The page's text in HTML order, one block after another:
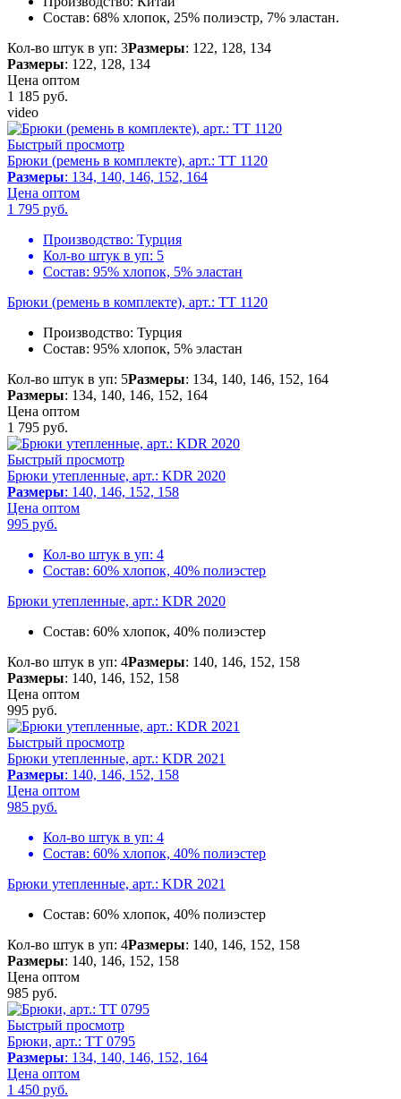
Состав: 68% хлопок, 25% полиэстр, 7% эластан.
Кол-во штук в уп: 3Размеры: 122, 128, 134
Размеры: 122, 128, 134
Цена оптом
1 185 руб.
video
Быстрый просмотр
Брюки (ремень в комплекте), арт.: TT 1120
Размеры: 134, 140, 146, 152, 164
Цена оптом
1 795 руб.
Производство: Турция
Кол-во штук в уп: 5
Состав: 95% хлопок, 5% эластан
Брюки (ремень в комплекте), арт.: TT 1120
Производство: Турция
Состав: 95% хлопок, 5% эластан
Кол-во штук в уп: 5Размеры: 134, 140, 146, 152, 164
Размеры: 134, 140, 146, 152, 164
Цена оптом
1 795 руб.
Быстрый просмотр
Брюки утепленные, арт.: KDR 2020
Размеры: 140, 146, 152, 158
Цена оптом
995 руб.
Кол-во штук в уп: 4
Состав: 60% хлопок, 40% полиэстер
Брюки утепленные, арт.: KDR 2020
Состав: 60% хлопок, 40% полиэстер
Кол-во штук в уп: 4Размеры: 140, 146, 152, 158
Размеры: 140, 146, 152, 158
Цена оптом
995 руб.
Быстрый просмотр
Брюки утепленные, арт.: KDR 2021
Размеры: 140, 146, 152, 158
Цена оптом
985 руб.
Кол-во штук в уп: 4
Состав: 60% хлопок, 40% полиэстер
Брюки утепленные, арт.: KDR 2021
Состав: 60% хлопок, 40% полиэстер
Кол-во штук в уп: 4Размеры: 140, 146, 152, 158
Размеры: 140, 146, 152, 158
Цена оптом
985 руб.
Быстрый просмотр
Брюки, арт.: TT 0795
Размеры: 134, 140, 146, 152, 164
Цена оптом
1 450 руб.